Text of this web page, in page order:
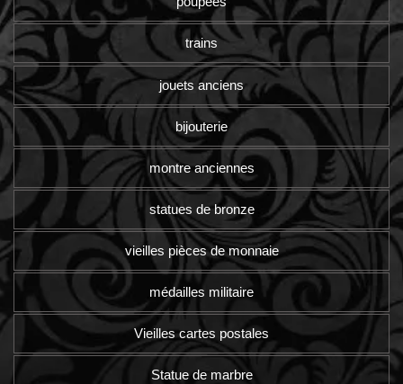
trains
jouets anciens
bijouterie
montre anciennes
statues de bronze
vieilles pièces de monnaie
médailles militaire
Vieilles cartes postales
Statue de marbre